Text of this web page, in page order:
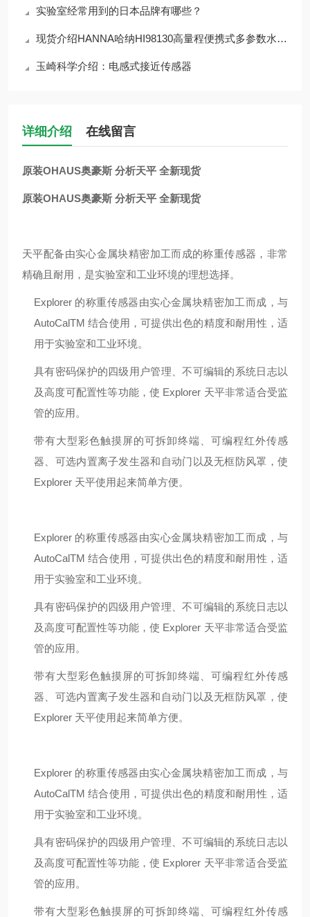
实验室经常用到的日本品牌有哪些？
现货介绍HANNA哈纳HI98130高量程便携式多参数水质测定仪
玉崎科学介绍：电感式接近传感器
详细介绍 在线留言
原装OHAUS奥豪斯 分析天平 全新现货
原装OHAUS奥豪斯 分析天平 全新现货
天平配备由实心金属块精密加工而成的称重传感器，非常
精确且耐用，是实验室和工业环境的理想选择。
Explorer 的称重传感器由实心金属块精密加工而成，与
AutoCalTM 结合使用，可提供出色的精度和耐用性，适
用于实验室和工业环境。
具有密码保护的四级用户管理、不可编辑的系统日志以
及高度可配置性等功能，使 Explorer 天平非常适合受监
管的应用。
带有大型彩色触摸屏的可拆卸终端、可编程红外传感
器、可选内置离子发生器和自动门以及无框防风罩，使
Explorer 天平使用起来简单方便。
Explorer 的称重传感器由实心金属块精密加工而成，与
AutoCalTM 结合使用，可提供出色的精度和耐用性，适
用于实验室和工业环境。
具有密码保护的四级用户管理、不可编辑的系统日志以
及高度可配置性等功能，使 Explorer 天平非常适合受监
管的应用。
带有大型彩色触摸屏的可拆卸终端、可编程红外传感
器、可选内置离子发生器和自动门以及无框防风罩，使
Explorer 天平使用起来简单方便。
Explorer 的称重传感器由实心金属块精密加工而成，与
AutoCalTM 结合使用，可提供出色的精度和耐用性，适
用于实验室和工业环境。
具有密码保护的四级用户管理、不可编辑的系统日志以
及高度可配置性等功能，使 Explorer 天平非常适合受监
管的应用。
带有大型彩色触摸屏的可拆卸终端、可编程红外传感